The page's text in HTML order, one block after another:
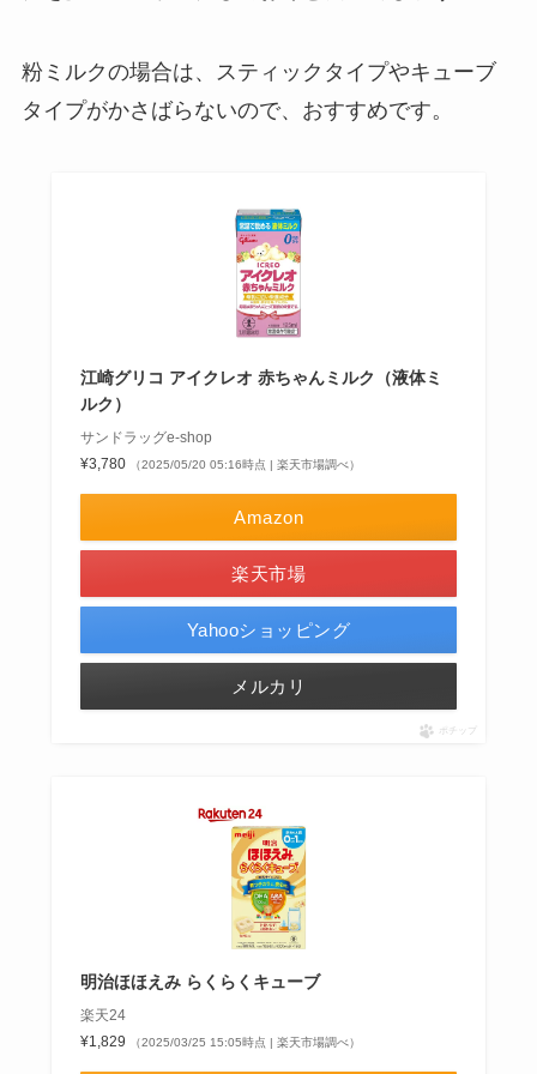
粉ミルクの場合は、スティックタイプやキューブ
タイプがかさばらないので、おすすめです。
江崎グリコ アイクレオ 赤ちゃんミルク（液体ミ
ルク）
サンドラッグe-shop
¥3,780
（2025/05/20 05:16時点 | 楽天市場調べ）
Amazon
楽天市場
Yahooショッピング
メルカリ
ポチップ
明治ほほえみ らくらくキューブ
楽天24
¥1,829
（2025/03/25 15:05時点 | 楽天市場調べ）